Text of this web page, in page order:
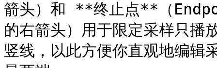
箭头）和 **终止点**（
的右箭头）用于限定采样只播
竖线，以此方便你直观地编辑